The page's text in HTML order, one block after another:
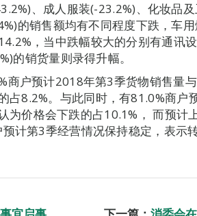
、成人服装(-23.2%)、化妆品
的销售额均有不同程度下跌，车
，当中跌幅较大的分别有通讯
的销货量则录得升幅。
商户预计2018年第3季货物销售量
占8.2%。与此同时，有81.0%商户
为价格会下跌的占10.1%， 而预计
计第3季经营情况保持稳定，表示